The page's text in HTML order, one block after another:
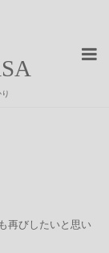
再びしたいと思い